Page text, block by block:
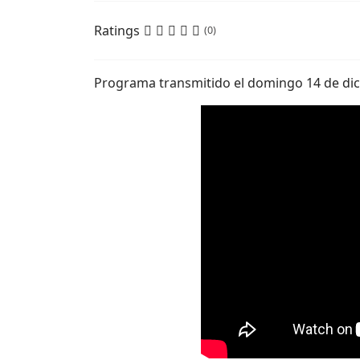
Ratings (0)
Programa transmitido el domingo 14 de